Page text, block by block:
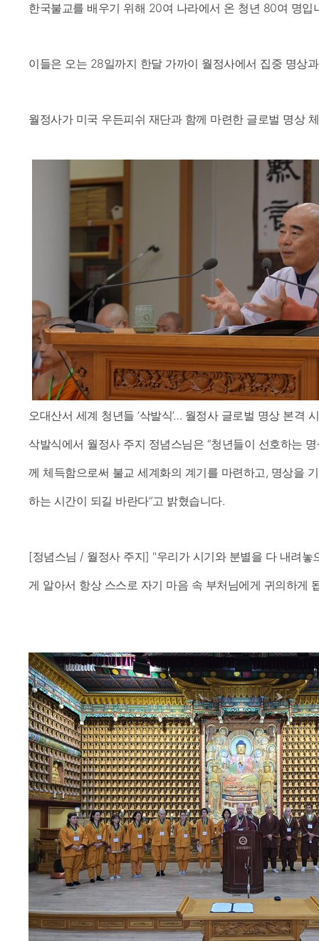
한국불교를 배우기 위해 20여 나라에서 온 청년 80여 명입
이들은 오는 28일까지 한달 가까이 월정사에서 집중 명상
월정사가 미국 우든피쉬 재단과 함께 마련한 글로벌 명상
오대산서 세계 청년들 ‘삭발식’… 월정사 글로벌 명상 본격
삭발식에서 월정사 주지 정념스님은 “청년들이 선호하는
께 체득함으로써 불교 세계화의 계기를 마련하고, 명상을
하는 시간이 되길 바란다”고 밝혔습니다.
[정념스님 / 월정사 주지] "우리가 시기와 분별을 다 내려놓
게 알아서 항상 스스로 자기 마음 속 부처님에게 귀의하게